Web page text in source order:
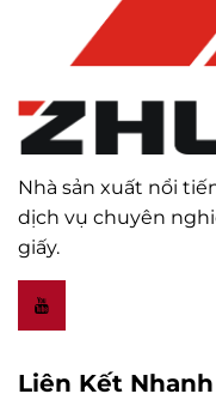
Nhà sản xuất nổi
dịch vụ chuyên
giấy.
Liên Kết Nhanh